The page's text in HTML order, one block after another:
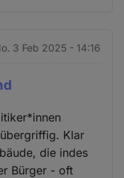
3 Feb 2025 - 14:16
Klar
die indes
Bürger - oft